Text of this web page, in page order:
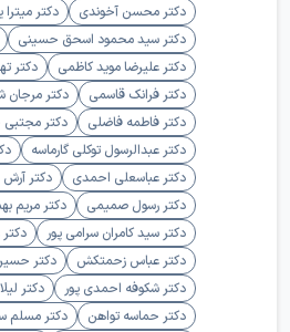
دکتر محسن آخوندی
دکتر میترا
دکتر سید محمود اسحق حسینی
دکتر علیرضا موید کاظمی
دکتر
دکتر فرانک قاسمی
دکتر مرجان
دکتر فاطمه فاضلی
دکتر
دکتر عبدالرسول توکلی گارماسه
دکتر عباسعلی احمدی
دکتر
دکتر رسول صمیمی
دکتر مریم
دکتر سید کامران سرامی پور
دکتر عباس زحمتکش
دکتر
دکتر شکوفه احمدی پور
دکتر
دکتر حماسه تواهن
دکتر مسلم